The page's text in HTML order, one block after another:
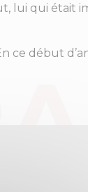
lui qui était
ce début